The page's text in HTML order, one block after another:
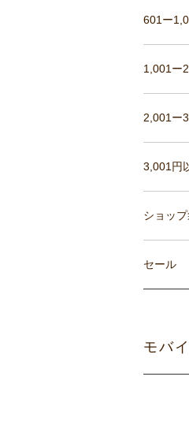
601ー
1,001ー
2,001ー
3,001円
ショッ
セール
モバ